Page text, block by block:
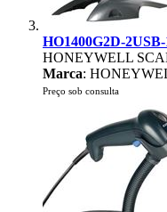
HO1400G2D-2USB-
HONEYWELL
Marca:
Preço sob consulta